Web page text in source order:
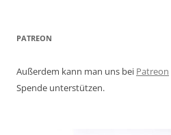
PATREON
Außerdem kann man uns bei Patreon
Spende unterstützen.